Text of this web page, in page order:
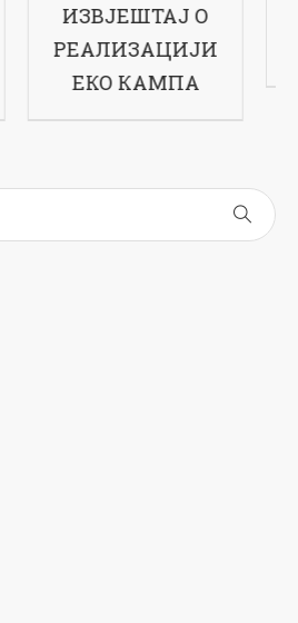
17-ти рођендан
наше школе